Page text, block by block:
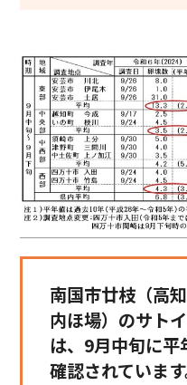
南国市廿枝（高
内ほ場）のサト
は、9月中旬に
確認されています